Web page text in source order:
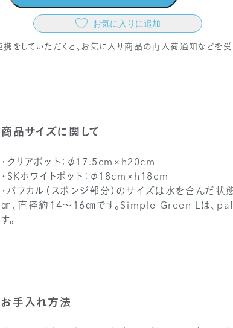
お気に入りに追加
をしていただくと、お気に入り商品の再入荷通知などを受
商品サイズに関して
・クリアポット：φ17.5cm×h20cm
・SKホワイトポット：φ18cm×h18cm
・パフカル（スポンジ部分）のサイズは水を含んだ状
㎝、直径約14～16㎝です。Simple Green Lは、
す。
お手入れ方法